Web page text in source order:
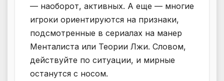
— наоборот, активных. А еще — многие
игроки ориентируются на признаки,
подсмотренные в сериалах на манер
Менталиста или Теории Лжи. Словом,
действуйте по ситуации, и мирные
останутся с носом.